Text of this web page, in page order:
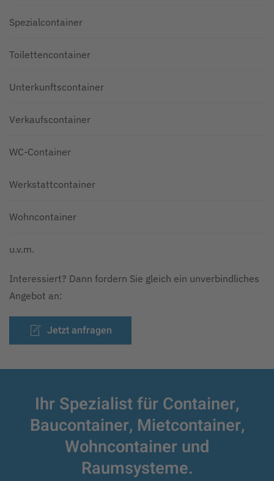
Spezialcontainer
Toilettencontainer
Unterkunftscontainer
Verkaufscontainer
WC-Container
Werkstattcontainer
Wohncontainer
u.v.m.
Interessiert? Dann fordern Sie gleich ein unverbindliches
Angebot an:
Jetzt anfragen
Ihr Spezialist für Container,
Baucontainer, Mietcontainer,
Wohncontainer und
Raumsysteme.